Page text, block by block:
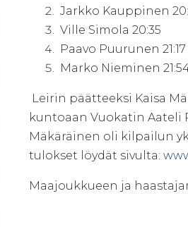
Jarkko Kauppinen
Ville Simola 20:35
Paavo Puurunen 21:17
Marko Nieminen
Leirin päätteeksi Kaisa
kuntoaan Vuokatin Aateli
Mäkäräinen oli kilpailun
tulokset löydät sivulta:
Maajoukkueen ja